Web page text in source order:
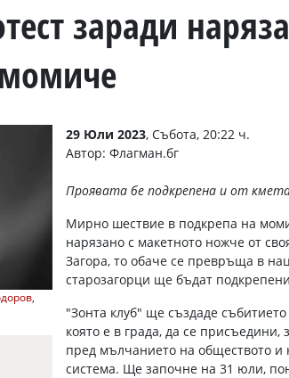
заради
,
29 Юли 2023, Събота, 20:22 ч.
Автор: Флагман.бг
Проявата бе подкрепена и от
Мирно шествие в подкрепа на
нарязано с макетното ножче от
Загора, то обаче се превръща в
старозагорци ще бъдат
"Зонта клуб" ще създаде
която е в града, да се
пред мълчанието на обществото и
система. Ще започне на 31 юли,